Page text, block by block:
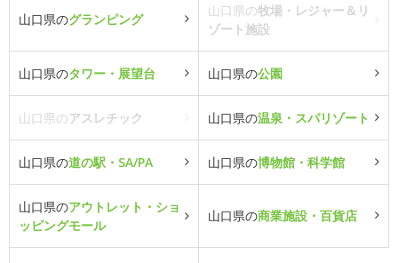
山口県のグランピング
山口県の牧場・レジャー＆リ
ゾート施設
山口県のタワー・展望台 山口県の公園
山口県のアスレチック 山口県の温泉・スパリゾート
山口県の道の駅・SA/PA 山口県の博物館・科学館
山口県のアウトレット・ショ
ッピングモール
山口県の商業施設・百貨店